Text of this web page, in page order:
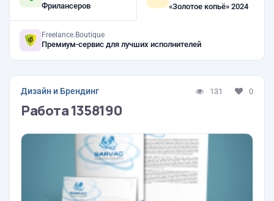
Фрилансеров
«Золотое копьё» 2024
Freelance.Boutique
Премиум-сервис для лучших исполнителей
Дизайн и Брендинг 131 0
Работа 1358190